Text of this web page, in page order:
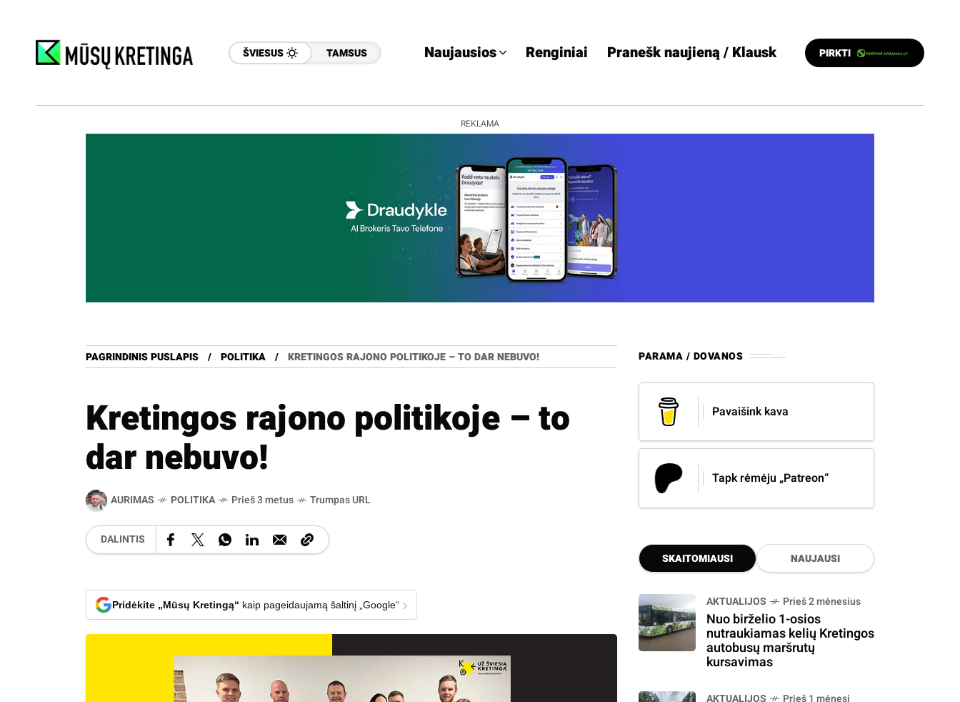
ŠVIESUS TAMSUS Naujausios Renginiai Pranešk naujieną / Klausk PIRKTI
REKLAMA
PAGRINDINIS PUSLAPIS POLITIKA KRETINGOS RAJONO POLITIKOJE – TO DAR NEBUVO!
Kretingos rajono politikoje – to
dar nebuvo!
AURIMAS POLITIKA Prieš 3 metus Trumpas URL
DALINTIS
Pridėkite „Mūsų Kretingą“ kaip pageidaujamą šaltinį „Google“ ›
PARAMA / DOVANOS
Pavaišink kava
Tapk rėmėju „Patreon“
SKAITOMIAUSI NAUJAUSI
AKTUALIJOS Prieš 2 mėnesius
Nuo birželio 1-osios
nutraukiamas kelių Kretingos
autobusų maršrutų
kursavimas
AKTUALIJOS Prieš 1 mėnesį